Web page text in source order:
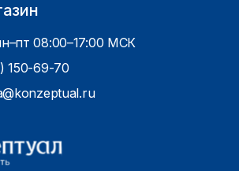
08:00–17:00 МСК
150-69-70